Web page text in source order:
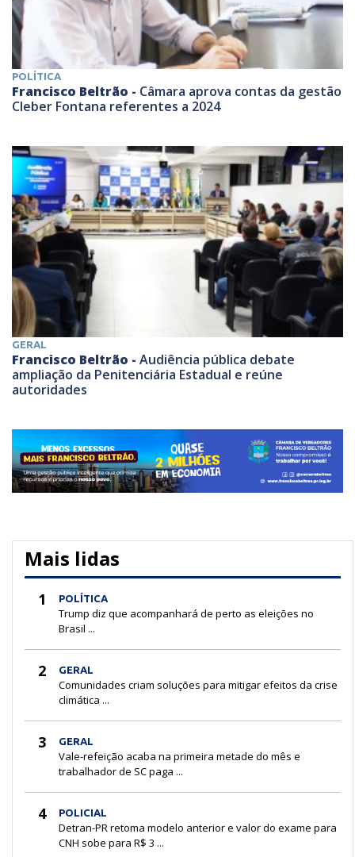
POLÍTICA
Francisco Beltrão - Câmara aprova contas da gestão
Cleber Fontana referentes a 2024
GERAL
Francisco Beltrão - Audiência pública debate
ampliação da Penitenciária Estadual e reúne
autoridades
Mais lidas
1 POLÍTICA
Trump diz que acompanhará de perto as eleições no
Brasil ...
2 GERAL
Comunidades criam soluções para mitigar efeitos da crise
climática ...
3 GERAL
Vale-refeição acaba na primeira metade do mês e
trabalhador de SC paga ...
4 POLICIAL
Detran-PR retoma modelo anterior e valor do exame para
CNH sobe para R$ 3 ...